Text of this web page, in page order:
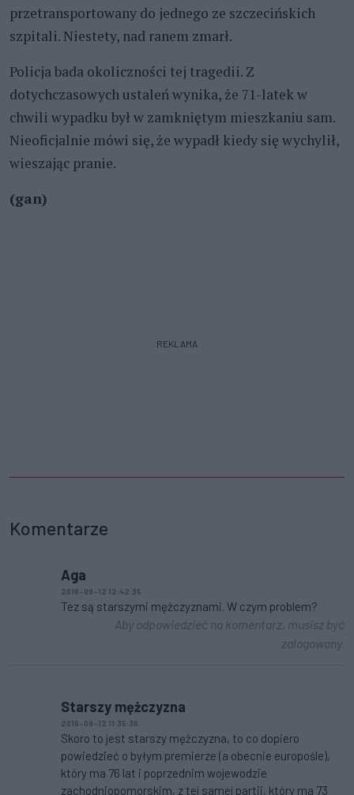
przetransportowany do jednego ze szczecińskich
szpitali. Niestety, nad ranem zmarł.
Policja bada okoliczności tej tragedii. Z
dotychczasowych ustaleń wynika, że 71-latek w
chwili wypadku był w zamkniętym mieszkaniu sam.
Nieoficjalnie mówi się, że wypadł kiedy się wychylił,
wieszając pranie.
(gan)
REKLAMA
Komentarze
Aga
2016-09-12 12:42:35
Tez są starszymi mężczyznami. W czym problem?
Aby odpowiedzieć na komentarz, musisz być
zalogowany.
Starszy mężczyzna
2016-09-12 11:35:36
Skoro to jest starszy mężczyzna, to co dopiero
powiedzieć o byłym premierze (a obecnie europośle),
który ma 76 lat i poprzednim wojewodzie
zachodniopomorskim, z tej samej partii, który ma 73